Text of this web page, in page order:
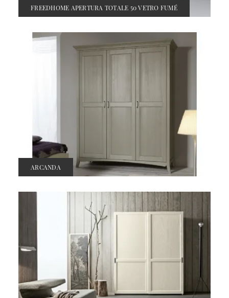
FREEDHOME APERTURA TOTALE 50 VETRO FUMÉ
ARCANDA